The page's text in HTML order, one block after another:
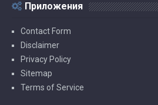
Приложения
Contact Form
Disclaimer
Privacy Policy
Sitemap
Terms of Service